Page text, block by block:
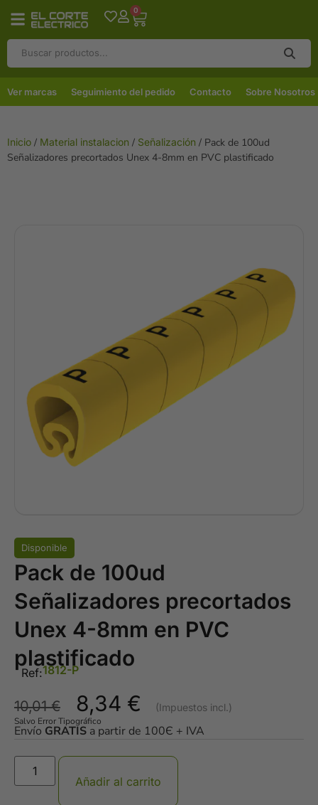
0
Ver marcas Seguimiento del pedido Contacto Sobre Nosotros
Inicio / Material instalacion / Señalización / Pack de 100ud
Señalizadores precortados Unex 4-8mm en PVC plastificado
Disponible
Pack de 100ud
Señalizadores precortados
Unex 4-8mm en PVC
plastificado
Ref:1812-P
10,01€ 8,34 €
Salvo Error Tipográfico
Envío GRATIS a partir de 100Є + IVA
Añadir al carrito